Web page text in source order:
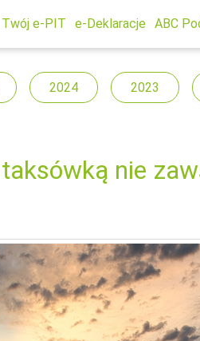
Twój e-PIT e-Deklaracje ABC
2024 2023
nie